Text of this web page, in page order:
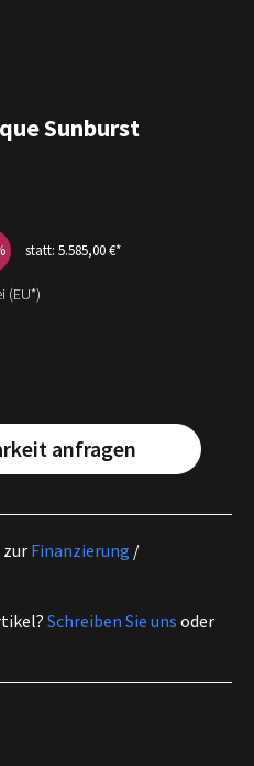
Sunburst
statt: 5.585,00 €*
(EU*)
anfragen
Finanzierung /
Schreiben Sie uns oder